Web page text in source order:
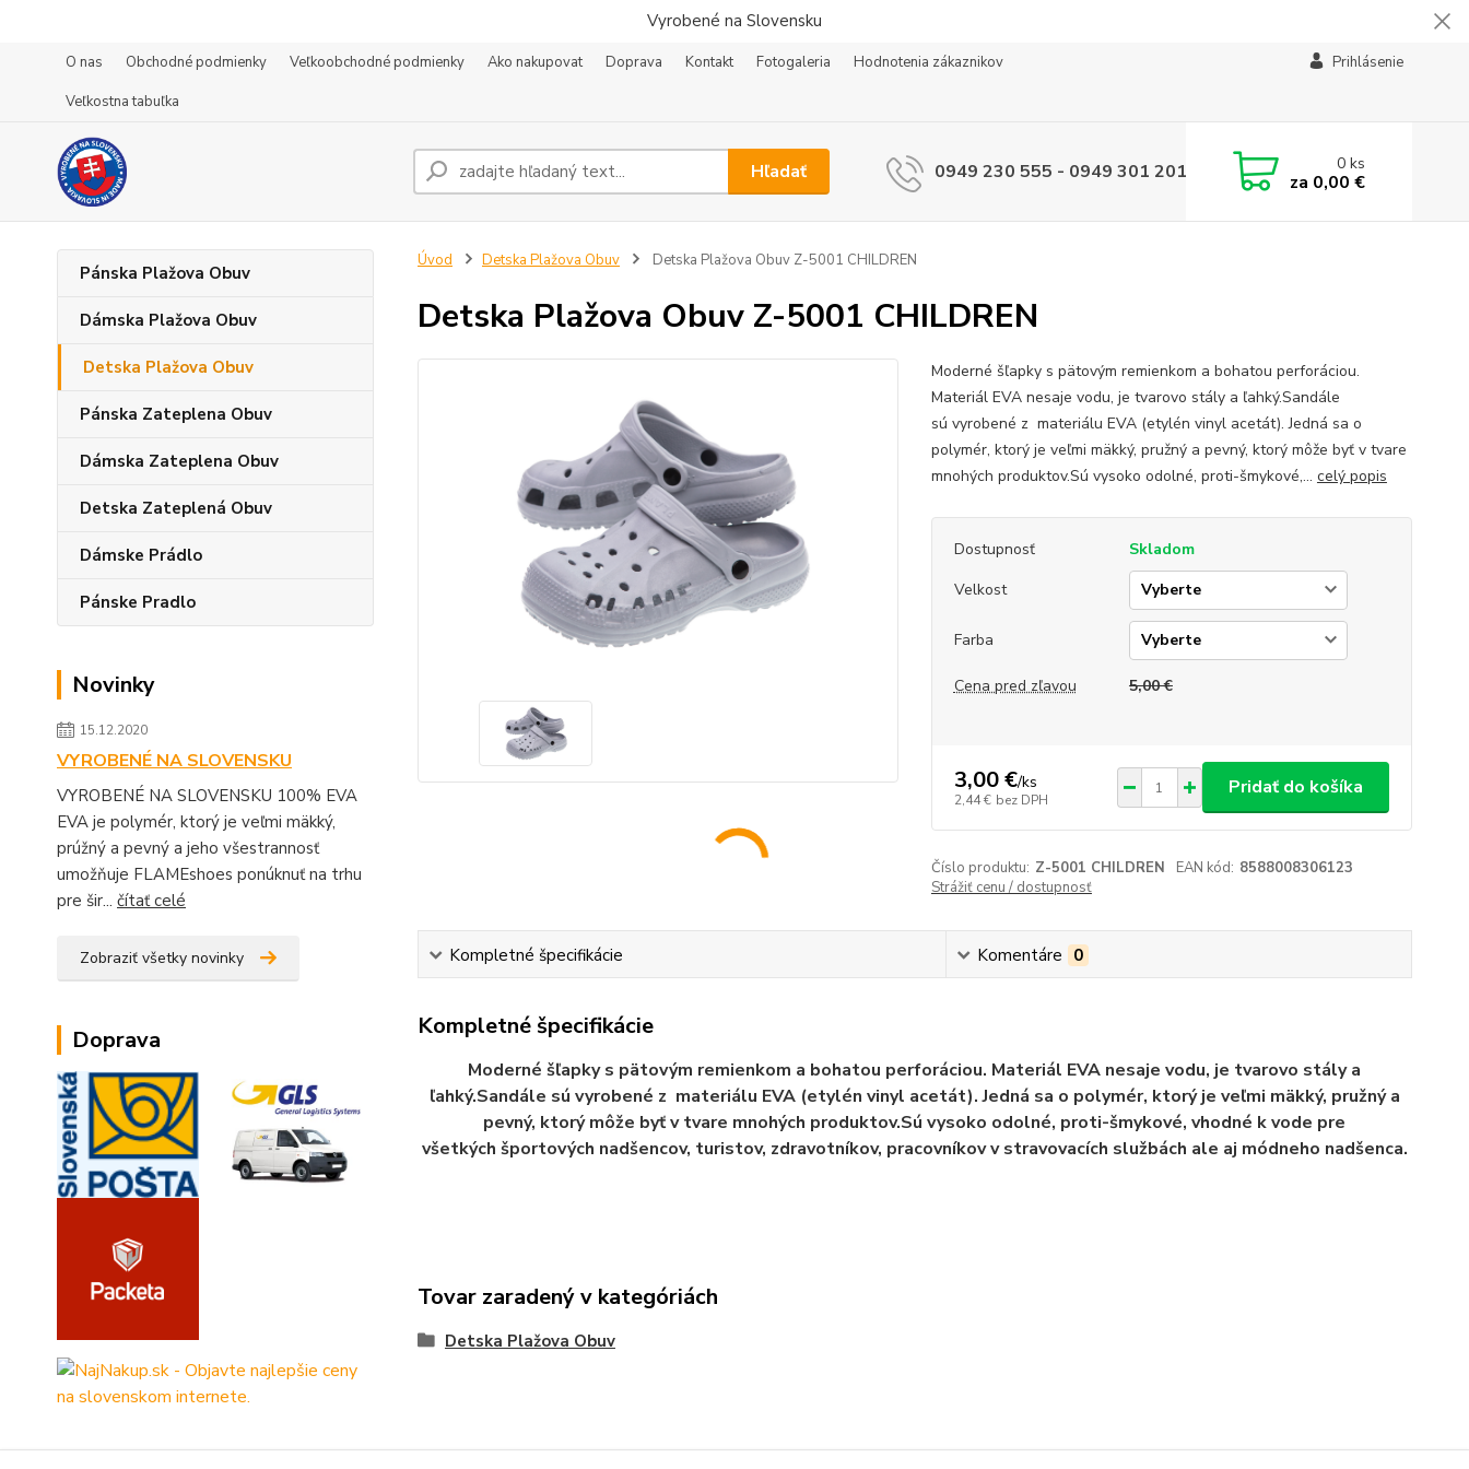
Vyrobené na Slovensku
O nas Obchodné podmienky Veľkoobchodné podmienky Ako nakupovat Doprava Kontakt Fotogaleria
Hodnotenia zákaznikov
Veľkostna tabuľka
Prihlásenie
Hľadať 0949 230 555 - 0949 301 201 0ks
za 0,00 €
Pánska Plažova Obuv
Dámska Plažova Obuv
Detska Plažova Obuv
Pánska Zateplena Obuv
Dámska Zateplena Obuv
Detska Zateplená Obuv
Dámske Prádlo
Pánske Pradlo
Novinky
15.12.2020
VYROBENÉ NA SLOVENSKU
VYROBENÉ NA SLOVENSKU 100% EVA
EVA je polymér, ktorý je veľmi mäkký,
prúžný a pevný a jeho všestrannosť
umožňuje FLAMEshoes ponúknuť na trhu
pre šir... čítať celé
Zobraziť všetky novinky
Doprava
Úvod Detska Plažova Obuv Detska Plažova Obuv Z-5001 CHILDREN
Detska Plažova Obuv Z-5001 CHILDREN
Moderné šľapky s pätovým remienkom a bohatou perforáciou.
Materiál EVA nesaje vodu, je tvarovo stály a ľahký.Sandále
sú vyrobené z materiálu EVA (etylén vinyl acetát). Jedná sa o
polymér, ktorý je veľmi mäkký, pružný a pevný, ktorý môže byť v tvare
mnohých produktov.Sú vysoko odolné, proti-šmykové,... celý popis
Dostupnosť
Skladom
Velkost
Farba
Cena pred zľavou 5,00 €
3,00 €/ks
2,44 € bez DPH
Pridať do košíka
Číslo produktu: Z-5001 CHILDREN EAN kód: 8588008306123
Strážiť cenu / dostupnosť
Kompletné špecifikácie Komentáre 0
Kompletné špecifikácie
Moderné šľapky s pätovým remienkom a bohatou perforáciou. Materiál EVA nesaje vodu, je tvarovo stály a
ľahký.Sandále sú vyrobené z materiálu EVA (etylén vinyl acetát). Jedná sa o polymér, ktorý je veľmi mäkký, pružný a
pevný, ktorý môže byť v tvare mnohých produktov.Sú vysoko odolné, proti-šmykové, vhodné k vode pre
všetkých športových nadšencov, turistov, zdravotníkov, pracovníkov v stravovacích službách ale aj módneho nadšenca.
Tovar zaradený v kategóriách
Detska Plažova Obuv